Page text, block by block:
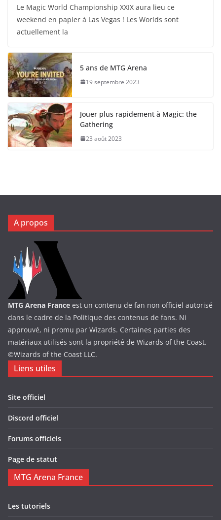
Le Magic World Championship XXIX aura lieu ce
weekend en papier à Las Vegas ! Les Worlds sont
actuellement la
5 ans de MTG Arena
19 septembre 2023
Jouer plus rapidement à Magic: the
Gathering
23 août 2023
A propos
MTG Arena France est un contenu de fan non officiel autorisé
dans le cadre de la Politique des contenus de fans. Ni
approuvé, ni promu par Wizards. Certaines parties des
matériaux utilisés sont la propriété de Wizards of the Coast.
©Wizards of the Coast LLC.
Liens utiles
Site officiel
Discord officiel
Forums officiels
Page de statut
MTG Arena France
Les tutoriels